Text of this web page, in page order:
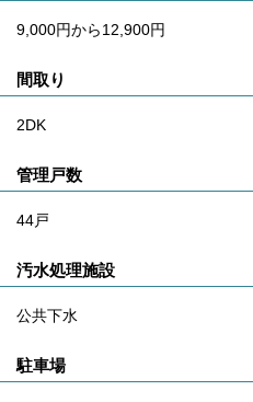
9,000円から12,900円
間取り
2DK
管理戸数
44戸
汚水処理施設
公共下水
駐車場